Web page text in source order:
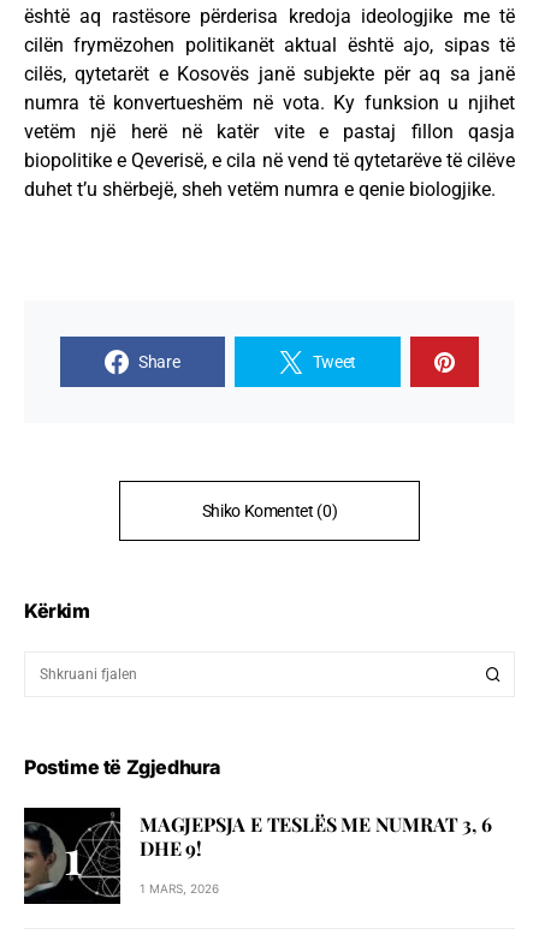
është aq rastësore përderisa kredoja ideologjike me të
cilën frymëzohen politikanët aktual është ajo, sipas të
cilës, qytetarët e Kosovës janë subjekte për aq sa janë
numra të konvertueshëm në vota. Ky funksion u njihet
vetëm një herë në katër vite e pastaj fillon qasja
biopolitike e Qeverisë, e cila në vend të qytetarëve të cilëve
duhet t’u shërbejë, sheh vetëm numra e qenie biologjike.
Share Tweet
Shiko Komentet (0)
Kërkim
Postime të Zgjedhura
MAGJEPSJA E TESLËS ME NUMRAT 3, 6
DHE 9!
1 MARS, 2026